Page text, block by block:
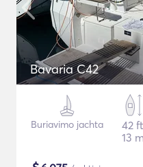
Bavaria C42
Buriavimo jachta
42 ft
13 m